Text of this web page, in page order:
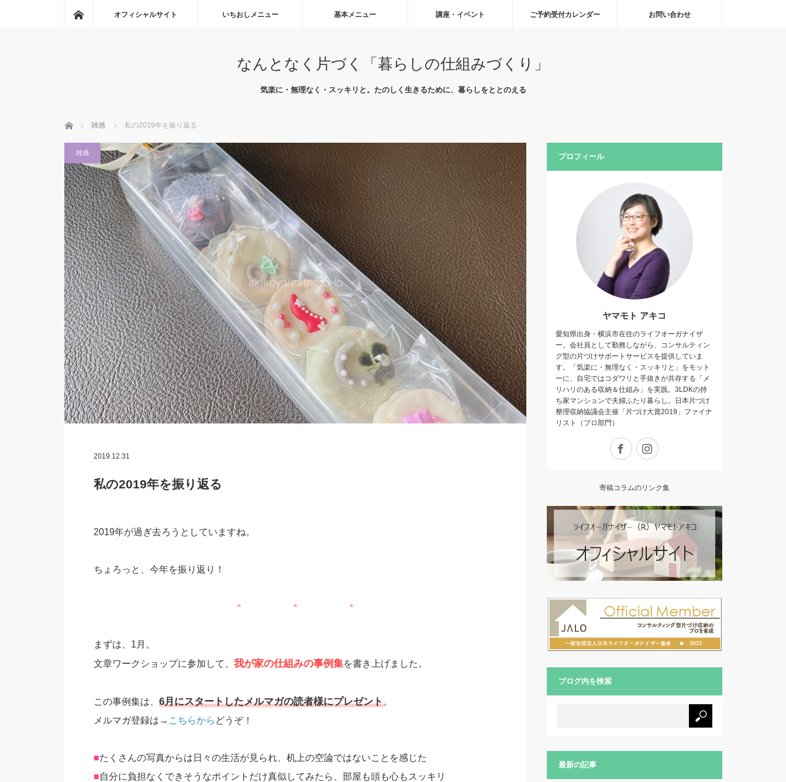
ホームオフィシャルサイト いちおしメニュー 基本メニュー 講座・イベント ご予約受付カレンダー お問い合わせ
なんとなく片づく「暮らしの仕組みづくり」
気楽に・無理なく・スッキリと。たのしく生きるために、暮らしをととのえる
ホーム 雑感 私の2019年を振り返る
雑感
2019.12.31
私の2019年を振り返る
2019年が過ぎ去ろうとしていますね。
ちょろっと、今年を振り返り！
＊ ＊ ＊
まずは、1月。
文章ワークショップに参加して、 我が家の仕組みの事例集を書き上げました。
この事例集は、 6月にスタートしたメルマガの読者様にプレゼント。
メルマガ登録は→ こちらから どうぞ！
■たくさんの写真からは日々の生活が見られ、机上の空論ではないことを感じた
■自分に負担なくできそうなポイントだけ真似してみたら、部屋も頭も心もスッキリ
プロフィール
ヤマモト アキコ
愛知県出身・横浜市在住のライフオーガナイザ
ー。会社員として勤務しながら、コンサルティン
グ型の片づけサポートサービスを提供していま
す。「気楽に・無理なく・スッキリと」をモット
ーに、自宅ではコダワリと手抜きが共存する 「メ
リハリのある収納＆仕組み」を実践。3LDKの持
ち家マンションで夫婦ふたり暮らし。日本片づけ
整理収納協議会主催「片づけ大賞2019」ファイナ
リスト（プロ部門）
Facebook
寄稿コラムのリンク集
ブログ内を検索
最新の記事